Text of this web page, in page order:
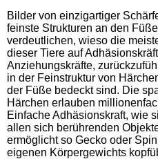
Bilder von einzigartiger
feinste Strukturen an den
verdeutlichen, wieso die
dieser Tiere auf
Anziehungskräfte,
in der Feinstruktur von
der Füße bedeckt sind. Die
Härchen erlauben
Einfache Adhäsionskraft, wie
allen sich berührenden
ermöglicht so Gecko oder
eigenen Körpergewichts